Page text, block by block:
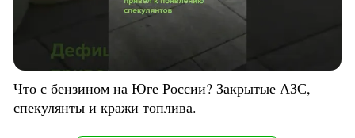
Что с бензином на Юге России? Закрытые АЗС,
спекулянты и кражи топлива.